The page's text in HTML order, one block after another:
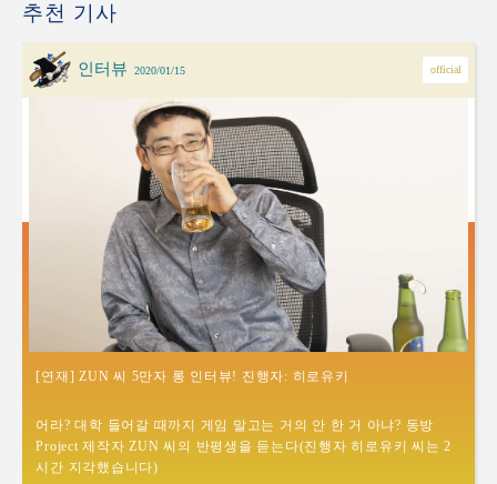
추천 기사
인터뷰 2020/01/15 official
[연재] ZUN 씨 5만자 롱 인터뷰! 진행자: 히로유키
어라? 대학 들어갈 때까지 게임 말고는 거의 안 한 거 아냐? 동방
Project 제작자 ZUN 씨의 반평생을 듣는다(진행자 히로유키 씨는 2
시간 지각했습니다)